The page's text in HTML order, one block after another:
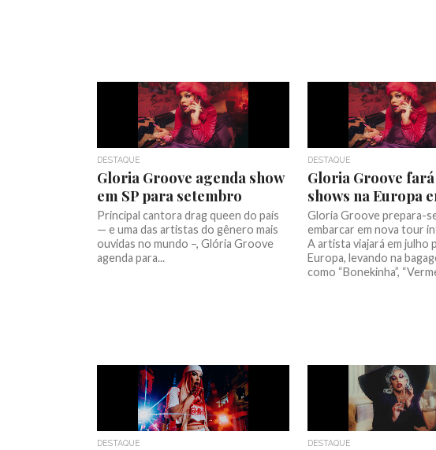
DESTAQUE
Gloria Groove agenda show
em SP para setembro
Principal cantora drag queen do país
— e uma das artistas do gênero mais
ouvidas no mundo –, Glória Groove
agenda para...
DESTAQUE
Gloria Groove fará
shows na Europa
Gloria Groove prepara-
embarcar em nova tour
A artista viajará em julho
Europa, levando na
como “Bonekinha”,
DESTAQUE DESTAQUE